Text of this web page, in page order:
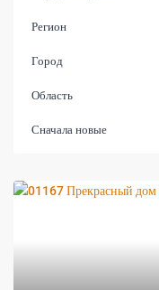
Регион
Город
Область
Сначала новые